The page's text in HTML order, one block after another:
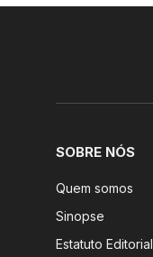
SOBRE NÓS
Quem somos
Sinopse
Estatuto Editorial